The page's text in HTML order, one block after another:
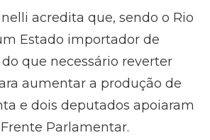
acredita que, sendo o Rio
Estado importador de
que necessário reverter
aumentar a produção de
e dois deputados apoiaram
Parlamentar.